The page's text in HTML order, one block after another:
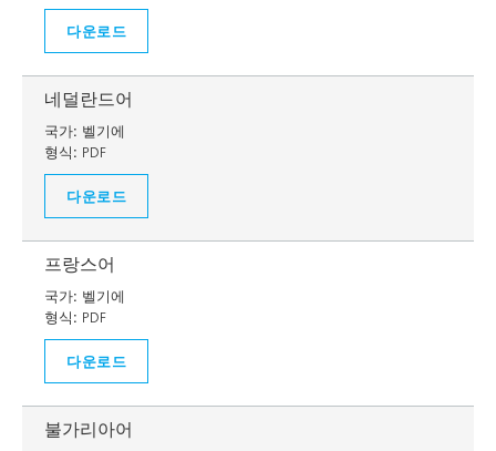
다운로드
네덜란드어
국가: 벨기에
형식: PDF
다운로드
프랑스어
국가: 벨기에
형식: PDF
다운로드
불가리아어